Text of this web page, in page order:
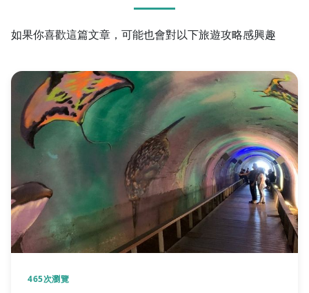
如果你喜歡這篇文章，可能也會對以下旅遊攻略感興趣
465次瀏覽